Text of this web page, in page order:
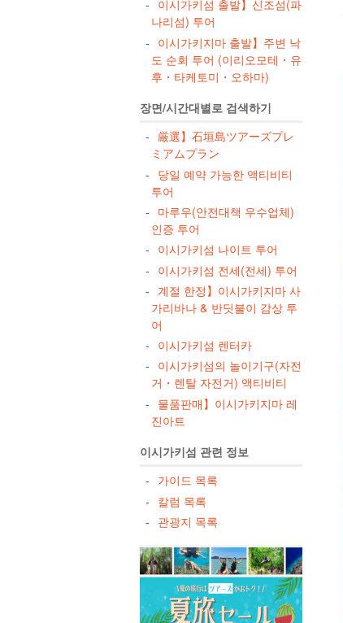
이시가키섬 출발】신조섬(파
나리섬) 투어
이시가키지마 출발】주변 낙
도 순회 투어 (이리오모테・유
후・타케토미・오하마)
장면/시간대별로 검색하기
厳選】石垣島ツアーズプレ
ミアムプラン
당일 예약 가능한 액티비티
투어
마루우(안전대책 우수업체)
인증 투어
이시가키섬 나이트 투어
이시가키섬 전세(전세) 투어
계절 한정】이시가키지마 사
가리바나 & 반딧불이 감상 투
어
이시가키섬 렌터카
이시가키섬의 놀이기구(자전
거・렌탈 자전거) 액티비티
물품판매】이시가키지마 레
진아트
이시가키섬 관련 정보
가이드 목록
칼럼 목록
관광지 목록